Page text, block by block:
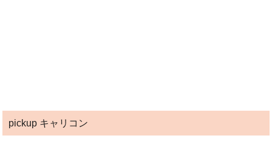
pickup キャリコン